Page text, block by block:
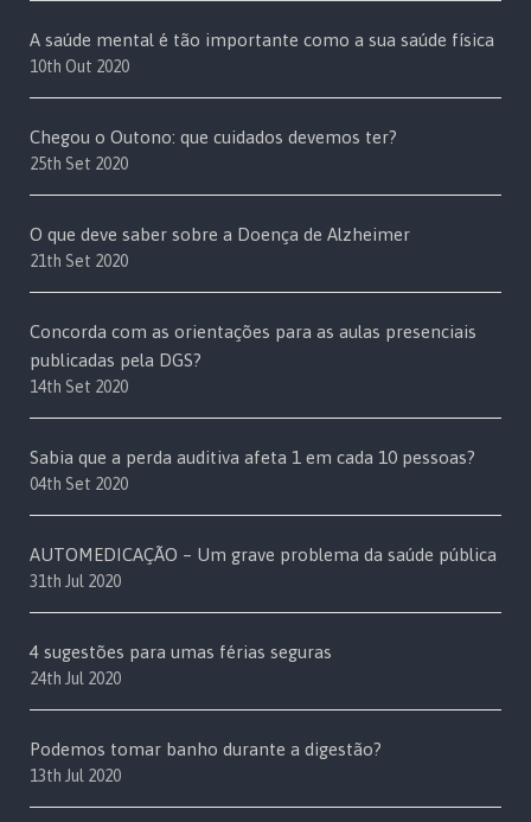
A saúde mental é tão importante como a sua saúde física
10th Out 2020
Chegou o Outono: que cuidados devemos ter?
25th Set 2020
O que deve saber sobre a Doença de Alzheimer
21th Set 2020
Concorda com as orientações para as aulas presenciais
publicadas pela DGS?
14th Set 2020
Sabia que a perda auditiva afeta 1 em cada 10 pessoas?
04th Set 2020
AUTOMEDICAÇÃO – Um grave problema da saúde pública
31th Jul 2020
4 sugestões para umas férias seguras
24th Jul 2020
Podemos tomar banho durante a digestão?
13th Jul 2020